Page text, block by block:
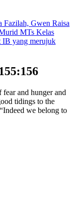
Fazilah, Gwen Raisa
MTs Kelas
IB yang merujuk
and hunger and
tidings to the
we belong to